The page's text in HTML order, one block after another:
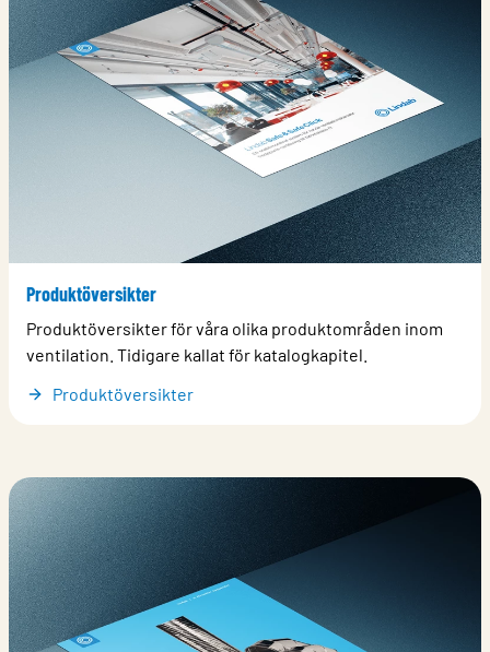
Produktöversikter
Produktöversikter för våra olika produktområden inom
ventilation. Tidigare kallat för katalogkapitel.
Produktöversikter